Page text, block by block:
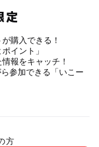
定
参加できる「いこー
方